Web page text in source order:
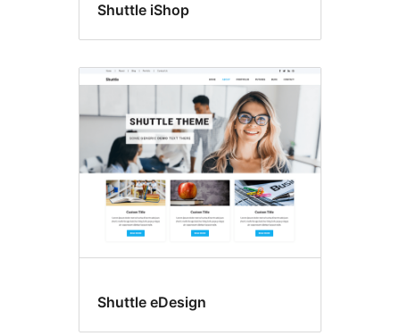
Shuttle iShop
Shuttle eDesign